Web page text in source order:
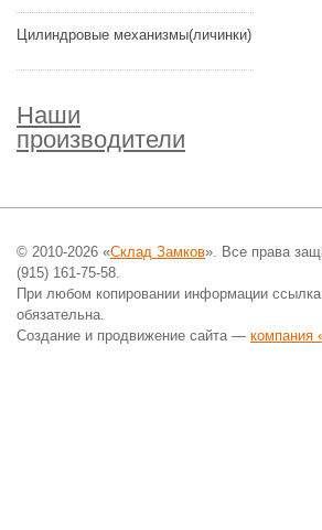
Цилиндровые механизмы(личинки)
Наши
производители
© 2010-2026 «Склад Замков». Все права
(915) 161-75-58.
При любом копировании информации ссылка
обязательна.
Создание и продвижение сайта — компания